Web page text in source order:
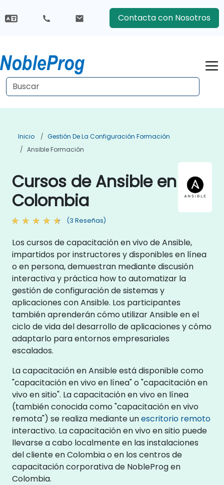
Contacta con Nosotros
Inicio
Gestión De La Configuración Formación
Ansible Formación
Cursos de Ansible en
Colombia
(3 Reseñas)
Los cursos de capacitación en vivo de Ansible,
impartidos por instructores y disponibles en línea
o en persona, demuestran mediante discusión
interactiva y práctica how to automatizar la
gestión de configuración de sistemas y
aplicaciones con Ansible. Los participantes
también aprenderán cómo utilizar Ansible en el
ciclo de vida del desarrollo de aplicaciones y cómo
adaptarlo para entornos empresariales
escalados.
La capacitación en Ansible está disponible como
"capacitación en vivo en línea" o "capacitación en
vivo en sitio". La capacitación en vivo en línea
(también conocida como "capacitación en vivo
remota") se realiza mediante unescritorio remoto
interactivo. La capacitación en vivo en sitio puede
llevarse a cabo localmente en las instalaciones
del cliente en Colombia o en los centros de
capacitación corporativa de NobleProg en
Colombia.